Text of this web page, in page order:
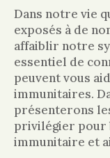
Dans notre vie
exposés à de
affaiblir notre
essentiel de
peuvent vous
immunitaires.
présenterons
privilégier pour
immunitaire et